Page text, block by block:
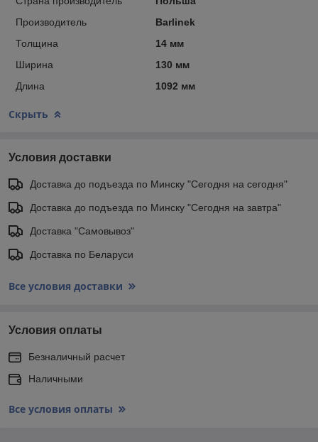
Производитель
Barlinek
Толщина
14 мм
Ширина
130 мм
Длина
1092 мм
Скрыть
Условия доставки
Доставка до подъезда по Минску "Сегодня на сегодня"
Доставка до подъезда по Минску "Сегодня на завтра"
Доставка "Самовывоз"
Доставка по Беларуси
Все условия доставки
Условия оплаты
Безналичный расчет
Наличными
Все условия оплаты